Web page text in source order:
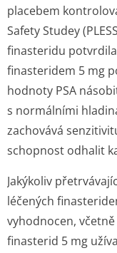
placebem
Safety Studey
finasteridu
finasteridem 5 mg
hodnoty PSA
s normálními
zachovává
schopnost odhalit
Jakýkoliv
léčených
vyhodnocen,
finasterid 5 mg